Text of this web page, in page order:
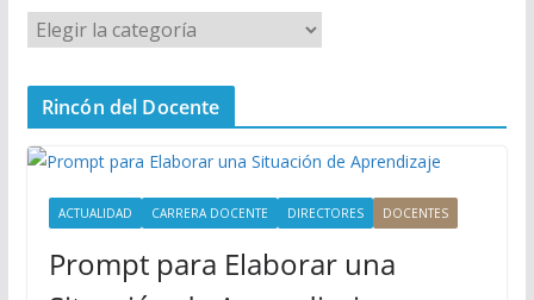
M
e
n
P
Rincón del Docente
ACTUALIDAD CARRERA DOCENTE DIRECTORES DOCENTES
Prompt para Elaborar una